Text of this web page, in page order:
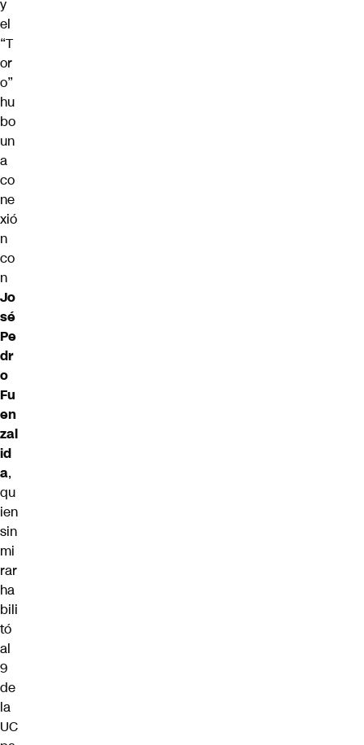
y
el
“T
or
o”
hu
bo
un
a
co
ne
xió
n
co
n
Jo
sé
Pe
dr
o
Fu
en
zal
id
a,
qu
ien
sin
mi
rar
ha
bili
tó
al
9
de
la
UC